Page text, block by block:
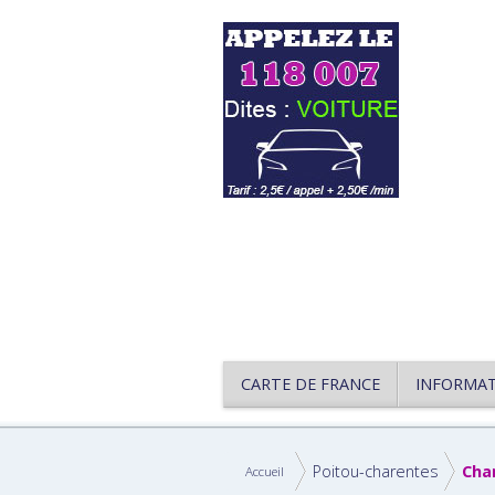
CARTE DE FRANCE
Accueil Poitou-charentes